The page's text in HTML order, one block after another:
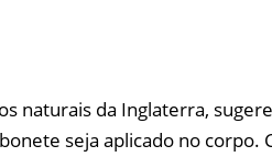
naturais da Inglaterra,
seja aplicado no corpo.